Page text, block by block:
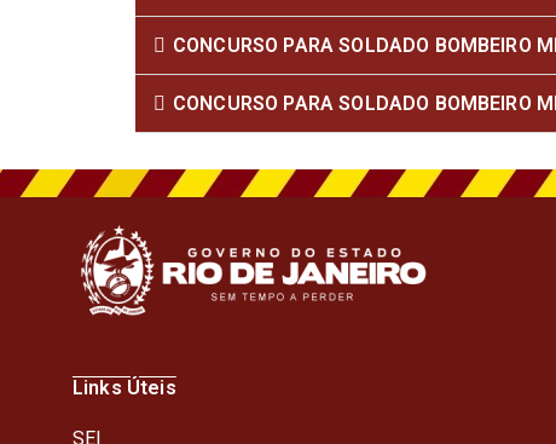
CONCURSO PARA SOLDADO BOMBEIRO
CONCURSO PARA SOLDADO BOMBEIRO
Links Úteis
SEI